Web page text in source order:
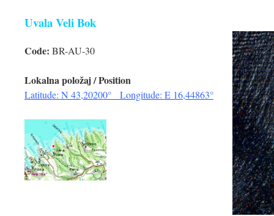
Uvala Veli Bok
Code: BR-AU-30
Lokalna položaj / Position
Latitude: N 43,20200° Longitude: E 16,44863°